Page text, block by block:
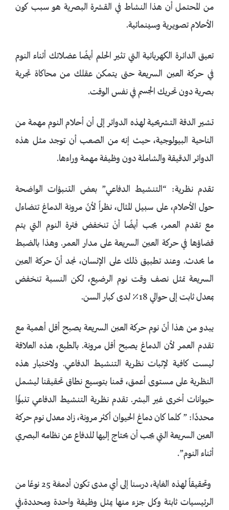
من المحتمل أن هذا النشاط في القشرة البصرية هو سبب كون
الأحلام تصويرية وسينمائية.
تعيق الدائرة الكهربائية التي تثير الحلم أيضًا عضلاتك أثناء النوم
في حركة العين السريعة حتى يتمكن عقلك من محاكاة تجربة
بصرية دون تحريك الجسم في نفس الوقت.
تشير الدقة التشريحية لهذه الدوائر إلى أن أحلام النوم مهمة من
الناحية البيولوجية، حيث إنه من الصعب أن توجد مثل هذه
الدوائر الدقيقة والشاملة دون وظيفة مهمة وراءها.
تقدم نظرية: “التنشيط الدفاعي” بعض التنبؤات الواضحة
حول الأحلام، على سبيل المثال، نظراً لأنّ مرونة الدماغ تتضاءل
مع تقدم العمر، يجب أيضًا أنْ تنخفض فترة النوم التي يتم
قضاؤها في حركة العين السريعة على مدار العمر. وهذا بالضبط
ما يحدث. وعند تطبيق ذلك على الإنسان، نجد أنّ حركة العين
السريعة تمثل نصف وقت نوم الرضيع، لكن النسبة تنخفض
بمعدل ثابت إلى حوالي 18٪ لدى كبار السن.
يبدو من هذا أنّ نوم حركة العين السريعة يصبح أقل أهمية مع
تقدم العمر لأن الدماغ يصبح أقل مرونة. بالطبع، هذه العلاقة
ليست كافية لإثبات نظرية التنشيط الدفاعي. ولاختبار هذه
النظرية على مستوى أعمق، قمنا بتوسيع نطاق تحقيقنا ليشمل
حيوانات أخرى غير البشر. تقدم نظرية التنشيط الدفاعي تنبؤًا
محددًا: ” كلما كان دماغ الحيوان أكثر مرونة، زاد معدل نوم حركة
العين السريعة التي يجب أن يحتاج إليها للدفاع عن نظامه البصري
أثناء النوم”.
وتحقيقاً لهذه الغاية، درسنا إلى أي مدى تكون أدمغة 25 نوعًا من
الرئيسيات ثابتة وكل جزء منها يمثل وظيفة واحدة ومحددة،في